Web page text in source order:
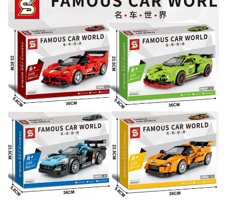
Подробные условия всех акций и бонусов...